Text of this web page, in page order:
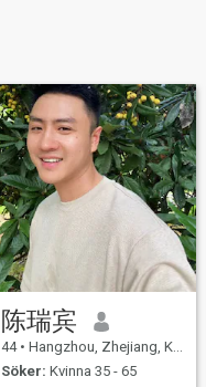
陈瑞宾
44 • Hangzhou, Zhejiang, Kina
Söker: Kvinna 35 - 65